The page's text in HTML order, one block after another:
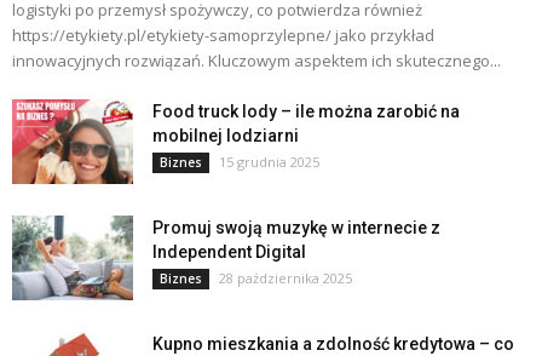
logistyki po przemysł spożywczy, co potwierdza również
https://etykiety.pl/etykiety-samoprzylepne/ jako przykład
innowacyjnych rozwiązań. Kluczowym aspektem ich skutecznego...
Food truck lody – ile można zarobić na
mobilnej lodziarni
Biznes 15 grudnia 2025
Promuj swoją muzykę w internecie z
Independent Digital
Biznes 28 października 2025
Kupno mieszkania a zdolność kredytowa – co